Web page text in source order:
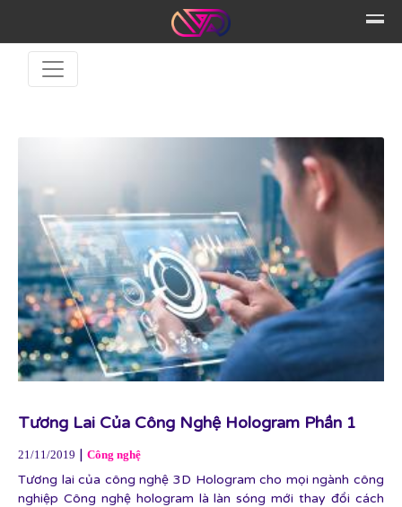
Tương Lai Của Công Nghệ Hologram Phần 1
21/11/2019 | Công nghệ
Tương lai của công nghệ 3D Hologram cho mọi ngành công
nghiệp Công nghệ hologram là làn sóng mới thay đổi cách